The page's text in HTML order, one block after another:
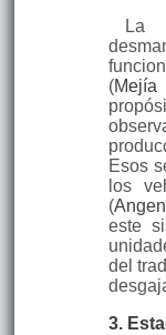
La
(
Esos
los
(
este
del
3.